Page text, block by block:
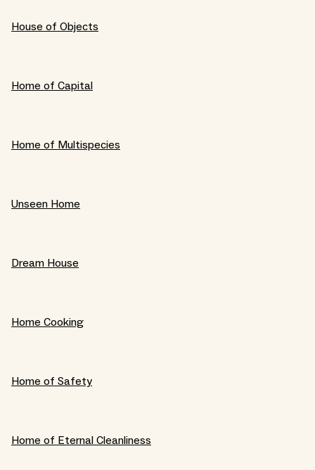
House of Objects
Home of Capital
Home of Multispecies
Unseen Home
Dream House
Home Cooking
Home of Safety
Home of Eternal Cleanliness